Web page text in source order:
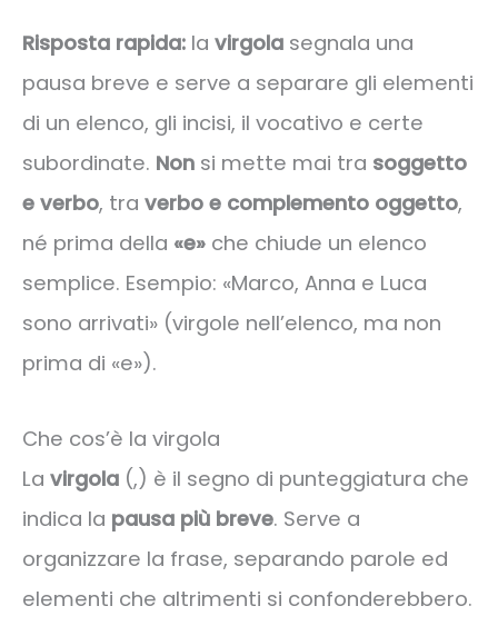
Risposta rapida: la virgola segnala una
pausa breve e serve a separare gli elementi
di un elenco, gli incisi, il vocativo e certe
subordinate. Non si mette mai tra soggetto
e verbo, tra verbo e complemento oggetto,
né prima della «e» che chiude un elenco
semplice. Esempio: «Marco, Anna e Luca
sono arrivati» (virgole nell’elenco, ma non
prima di «e»).
Che cos’è la virgola
La virgola (,) è il segno di punteggiatura che
indica la pausa più breve. Serve a
organizzare la frase, separando parole ed
elementi che altrimenti si confonderebbero.